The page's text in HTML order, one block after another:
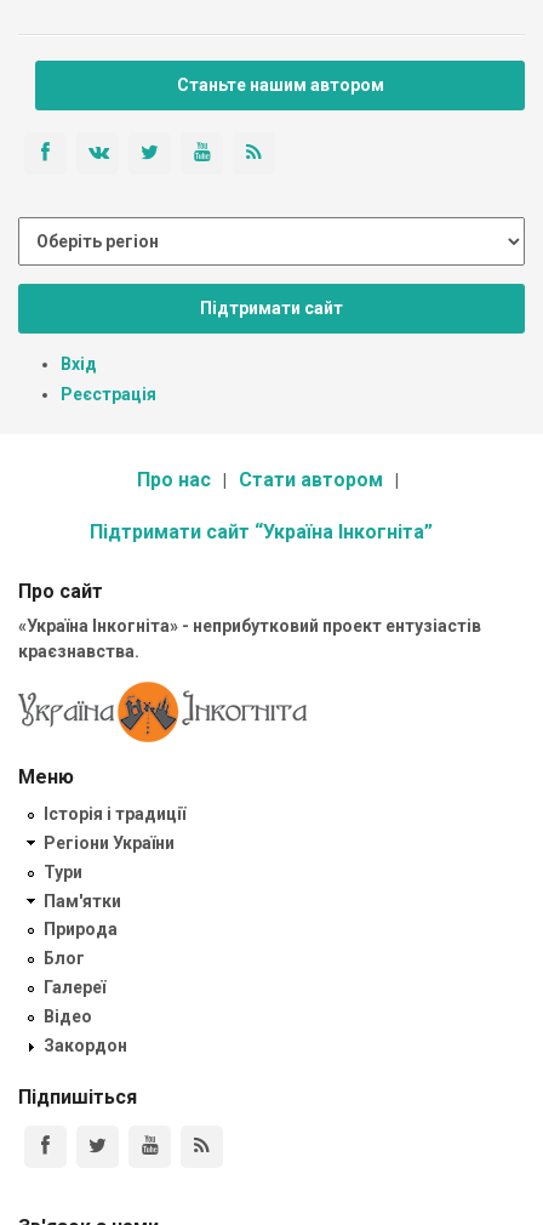
Станьте нашим автором
Підтримати сайт
Вхід
Реєстрація
Про нас Стати автором
Підтримати сайт “Україна Інкогніта”
Про сайт
«Україна Інкогніта» - неприбутковий проект ентузіастів
краєзнавства.
Меню
Історія і традиції
Регіони України
Тури
Пам'ятки
Природа
Блог
Галереї
Відео
Закордон
Підпишіться